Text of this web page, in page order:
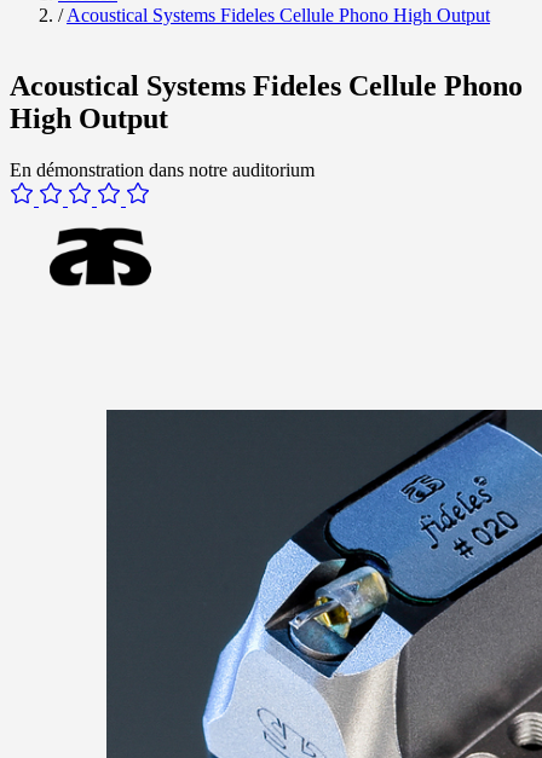
/ Acoustical Systems Fideles Cellule Phono High Output
Acoustical Systems Fideles Cellule Phono
High Output
En démonstration dans notre auditorium